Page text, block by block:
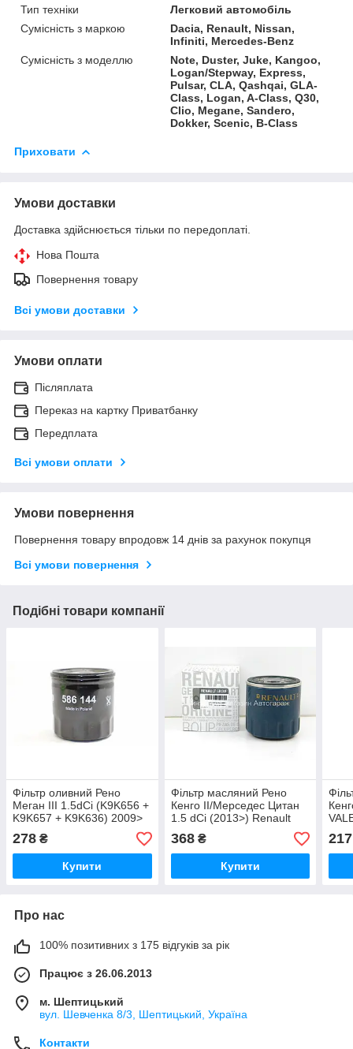
Тип техніки
Легковий автомобіль
Сумісність з маркою
Dacia, Renault, Nissan,
Infiniti, Mercedes-Benz
Сумісність з моделлю
Note, Duster, Juke, Kangoo,
Logan/Stepway, Express,
Pulsar, CLA, Qashqai, GLA-
Class, Logan, A-Class, Q30,
Clio, Megane, Sandero,
Dokker, Scenic, B-Class
Приховати
Умови доставки
Доставка здійснюється тільки по передоплаті.
Нова Пошта
Повернення товару
Всі умови доставки
Умови оплати
Післяплата
Переказ на картку Приватбанку
Передплата
Всі умови оплати
Умови повернення
Повернення товару впродовж 14 днів за рахунок покупця
Всі умови повернення
Подібні товари компанії
Фільтр оливний Рено
Меган III 1.5dCi (K9K656 +
K9K657 + K9K636) 2009>
VALEO (Франція) 586144
278 ₴
Купити
Фільтр масляний Рено
Кенго II/Мерседес Цитан
1.5 dCi (2013>) Renault
(Оригінал) - 152089599R
368₴
Купити
217
Про нас
100% позитивних з 175 відгуків за рік
Працює з 26.06.2013
м. Шептицький
вул. Шевченка 8/3, Шептицький, Україна
Контакти